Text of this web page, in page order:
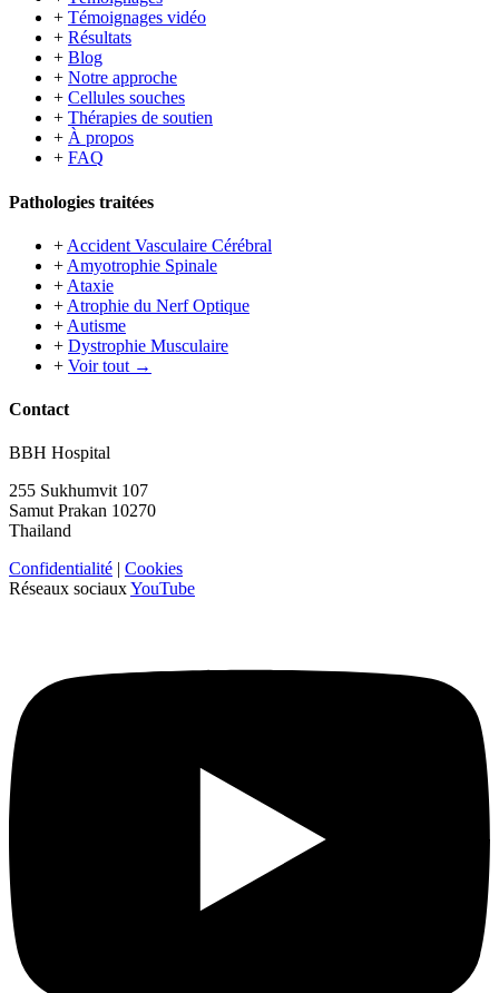
+ Témoignages vidéo
+ Résultats
+ Blog
+ Notre approche
+ Cellules souches
+ Thérapies de soutien
+ À propos
+ FAQ
Pathologies traitées
+ Accident Vasculaire Cérébral
+ Amyotrophie Spinale
+ Ataxie
+ Atrophie du Nerf Optique
+ Autisme
+ Dystrophie Musculaire
+ Voir tout →
Contact
BBH Hospital
255 Sukhumvit 107
Samut Prakan 10270
Thailand
Confidentialité | Cookies
Réseaux sociauxYouTube